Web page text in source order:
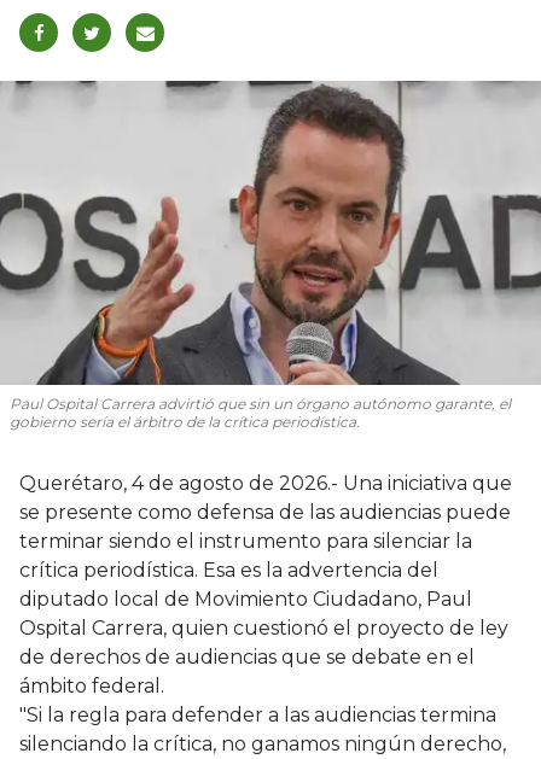
Paul Ospital Carrera advirtió que sin un órgano autónomo garante, el
gobierno sería el árbitro de la crítica periodística.
Querétaro, 4 de agosto de 2026.- Una iniciativa que
se presente como defensa de las audiencias puede
terminar siendo el instrumento para silenciar la
crítica periodística. Esa es la advertencia del
diputado local de Movimiento Ciudadano, Paul
Ospital Carrera, quien cuestionó el proyecto de ley
de derechos de audiencias que se debate en el
ámbito federal.
"Si la regla para defender a las audiencias termina
silenciando la crítica, no ganamos ningún derecho,